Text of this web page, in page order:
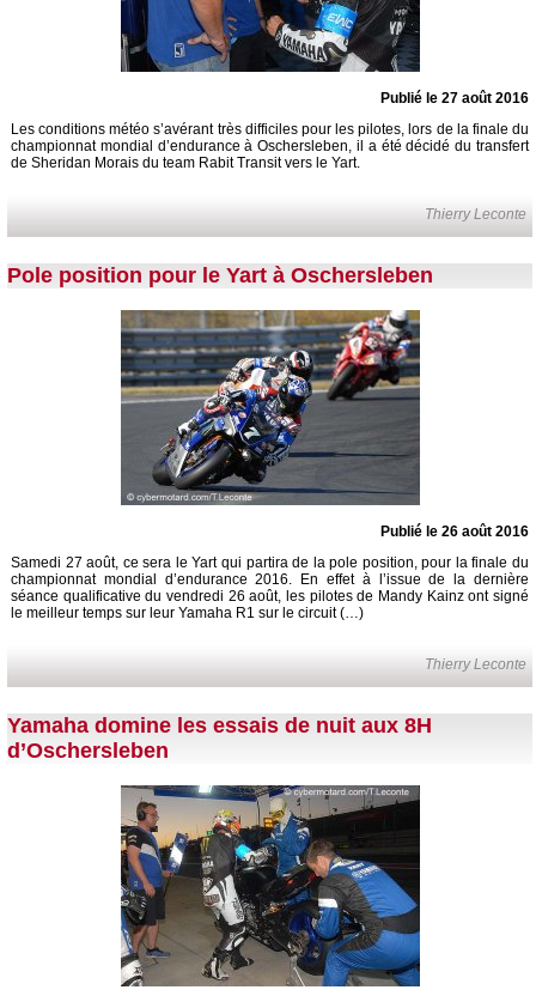
Publié le 27 août 2016
Les conditions météo s’avérant très difficiles pour les pilotes, lors de la finale du
championnat mondial d’endurance à Oschersleben, il a été décidé du transfert
de Sheridan Morais du team Rabit Transit vers le Yart.
Thierry Leconte
Pole position pour le Yart à Oschersleben
Publié le 26 août 2016
Samedi 27 août, ce sera le Yart qui partira de la pole position, pour la finale du
championnat mondial d’endurance 2016. En effet à l’issue de la dernière
séance qualificative du vendredi 26 août, les pilotes de Mandy Kainz ont signé
le meilleur temps sur leur Yamaha R1 sur le circuit (…)
Thierry Leconte
Yamaha domine les essais de nuit aux 8H
d’Oschersleben